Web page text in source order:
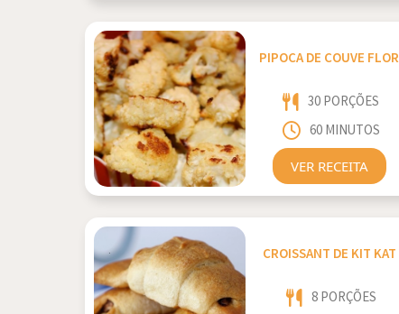
PIPOCA DE COUVE FLOR
30 PORÇÕES
60 MINUTOS
VER RECEITA
CROISSANT DE KIT KAT
8 PORÇÕES